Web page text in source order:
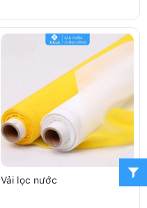
Vải lọc nước